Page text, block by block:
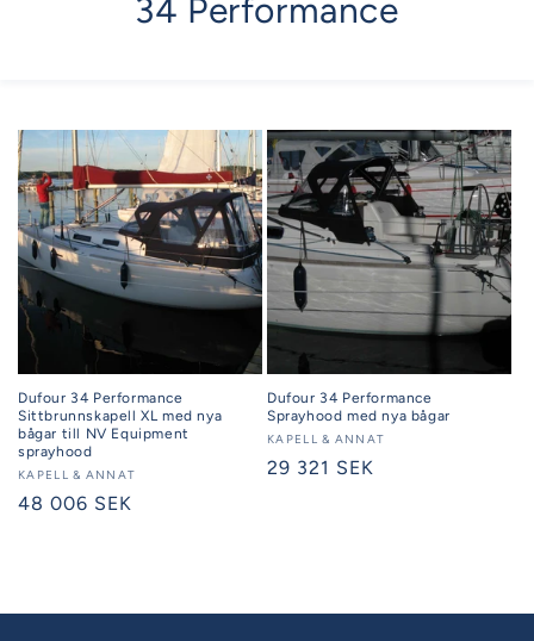
34 Performance
Dufour 34 Performance
Sittbrunnskapell XL med nya
bågar till NV Equipment
sprayhood
Säljare:
KAPELL & ANNAT
Ordinarie
48 006 SEK
Dufour 34 Performance
Sprayhood med nya bågar
Säljare:
KAPELL & ANNAT
Ordinarie
29 321 SEK